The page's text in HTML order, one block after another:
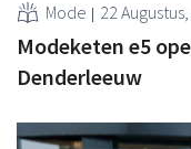
Mode 22
Modeketen e5
Denderleeuw